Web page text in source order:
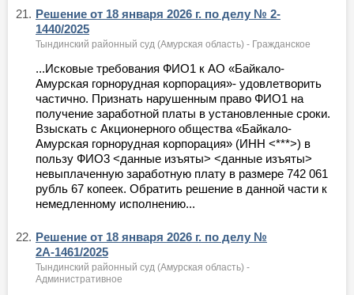
21. Решение от 18 января 2026 г. по делу № 2-
1440/2025
Тындинский районный суд (Амурская область) - Гражданское
...Исковые требования ФИО1 к АО «Байкало-
Амурская горнорудная корпорация»- удовлетворить
частично. Признать нарушенным право ФИО1 на
получение заработной платы в установленные сроки.
Взыскать с Акционерного общества «Байкало-
Амурская горнорудная корпорация» (ИНН <***>) в
пользу ФИО3 <данные изъяты> <данные изъяты>
невыплаченную заработную плату в размере 742 061
рубль 67 копеек. Обратить решение в данной части к
немедленному исполнению...
22. Решение от 18 января 2026 г. по делу №
2А-1461/2025
Тындинский районный суд (Амурская область) -
Административное